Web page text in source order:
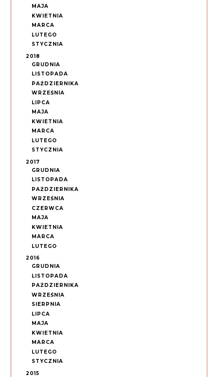
MAJA
KWIETNIA
MARCA
LUTEGO
STYCZNIA
2018
GRUDNIA
LISTOPADA
PAŹDZIERNIKA
WRZEŚNIA
LIPCA
MAJA
KWIETNIA
MARCA
LUTEGO
STYCZNIA
2017
GRUDNIA
LISTOPADA
PAŹDZIERNIKA
WRZEŚNIA
CZERWCA
MAJA
KWIETNIA
MARCA
LUTEGO
2016
GRUDNIA
LISTOPADA
PAŹDZIERNIKA
WRZEŚNIA
SIERPNIA
LIPCA
MAJA
KWIETNIA
MARCA
LUTEGO
STYCZNIA
2015